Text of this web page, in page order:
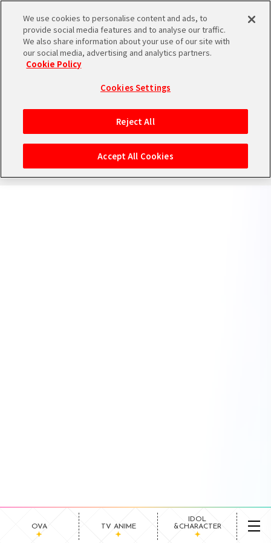
OVA TV ANIME
IDOL
&CHARACTER
バンダイナムコエンターテインメント公式サイト
保護者の方へウェブアクセシビリティ方針
We use cookies to personalise content and ads, to
provide social media features and to analyse our traffic.
We also share information about your use of our site with
our social media, advertising and analytics partners.
Cookie Policy
Cookies Settings
Reject All
Accept All Cookies